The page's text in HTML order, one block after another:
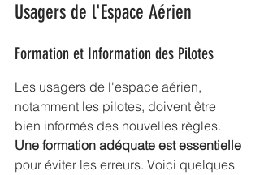
Usagers de l'Espace Aérien
Formation et Information des Pilotes
Les usagers de l'espace aérien,
notamment les pilotes, doivent être
bien informés des nouvelles règles.
Une formation adéquate est essentielle
pour éviter les erreurs. Voici quelques